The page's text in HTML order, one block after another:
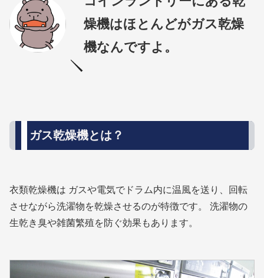
燥機はほとんどがガス乾燥
機なんですよ。
ガス乾燥機とは？
衣類乾燥機は ガスや電気でドラム内に温風を送り、回転
させながら洗濯物を乾燥させるのが特徴です。 洗濯物の
生乾き臭や雑菌繁殖を防ぐ効果もあります。